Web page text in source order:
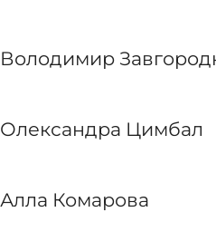
Володимир
Олександра Цимбал
Алла Комарова